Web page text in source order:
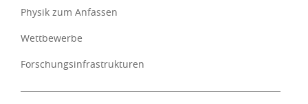
Physik zum Anfassen
Wettbewerbe
Forschungsinfrastrukturen